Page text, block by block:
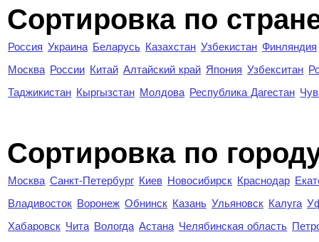
Сортировка по
Россия Украина Беларусь Казахстан Узбекистан Финляндия
Москва России Китай Алтайский край Япония Узбекситан
Таджикистан Кыргызстан Молдова Республика Дагестан
Cортировка по
Москва Санкт-Петербург Киев Новосибирск Краснодар
Владивосток Воронеж Обнинск Казань Ульяновск Калуга
Хабаровск Чита Вологда Астана Челябинская область